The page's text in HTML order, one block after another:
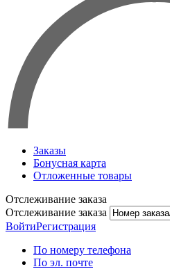
Заказы
Бонусная карта
Отложенные товары
Отслеживание заказа
Отслеживание заказа
ВойтиРегистрация
По номеру телефона
По эл. почте